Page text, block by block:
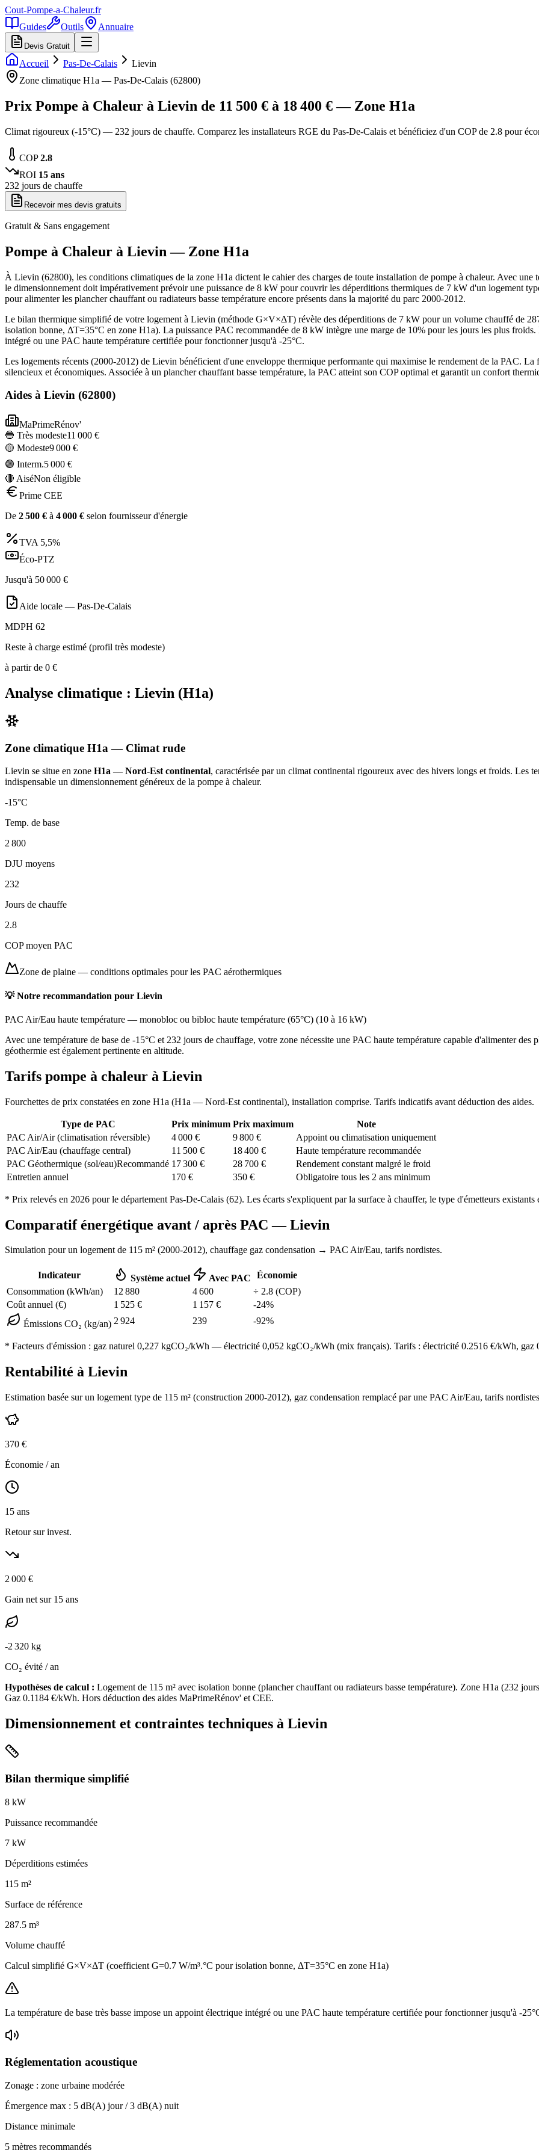
Cout-Pompe-a-Chaleur.fr
Guides
Outils Annuaire
Devis Gratuit
Accueil Pas-De-Calais
Lievin
Zone climatique H1a — Pas-De-Calais (62800)
Prix Pompe à Chaleur à Lievin de 11 500 € à 18 400 € — Zone H1a
Climat rigoureux (-15°C) — 232 jours de chauffe. Comparez les installateurs RGE du Pas-De-Calais et bénéficiez d'un COP de 2.8 pour
COP2.8
ROI 15 ans
232 jours de chauffe
Recevoir mes devis gratuits
Gratuit & Sans engagement
Pompe à Chaleur à Lievin — Zone H1a
À Lievin (62800), les conditions climatiques de la zone H1a dictent le cahier des charges de toute installation de pompe à chaleur. Avec une
le dimensionnement doit impérativement prévoir une puissance de 8 kW pour couvrir les déperditions thermiques de 7 kW d'un logement
pour alimenter les plancher chauffant ou radiateurs basse température encore présents dans la majorité du parc 2000-2012.
Le bilan thermique simplifié de votre logement à Lievin (méthode G×V×ΔT) révèle des déperditions de 7 kW pour un volume chauffé de
isolation bonne, ΔT=35°C en zone H1a). La puissance PAC recommandée de 8 kW intègre une marge de 10% pour les jours les plus froids.
intégré ou une PAC haute température certifiée pour fonctionner jusqu'à -25°C.
Les logements récents (2000-2012) de Lievin bénéficient d'une enveloppe thermique performante qui maximise le rendement de la PAC. La
silencieux et économiques. Associée à un plancher chauffant basse température, la PAC atteint son COP optimal et garantit un confort
Aides à Lievin (62800)
MaPrimeRénov'
🔵 Très modeste11 000 €
🟡 Modeste9 000 €
🟣 Interm.5 000 €
🔴 AiséNon éligible
Prime CEE
De 2 500 € à 4 000 € selon fournisseur d'énergie
TVA 5,5%
Éco-PTZ
Jusqu'à 50 000 €
Aide locale — Pas-De-Calais
MDPH 62
Reste à charge estimé (profil très modeste)
à partir de 0 €
Analyse climatique : Lievin (H1a)
Zone climatique H1a — Climat rude
Lievin se situe en zone H1a — Nord-Est continental, caractérisée par un climat continental rigoureux avec des hivers longs et froids. Les
indispensable un dimensionnement généreux de la pompe à chaleur.
-15°C
Temp. de base
2 800
DJU moyens
232
Jours de chauffe
2.8
COP moyen PAC
Zone de plaine — conditions optimales pour les PAC aérothermiques
💡 Notre recommandation pour Lievin
PAC Air/Eau haute température — monobloc ou bibloc haute température (65°C) (10 à 16 kW)
Avec une température de base de -15°C et 232 jours de chauffage, votre zone nécessite une PAC haute température capable d'alimenter des
géothermie est également pertinente en altitude.
Tarifs pompe à chaleur à Lievin
Fourchettes de prix constatées en zone H1a (H1a — Nord-Est continental), installation comprise. Tarifs indicatifs avant déduction des aides.
Type de PAC Prix minimum Prix maximum
Note
PAC Air/Air (climatisation réversible)
4 000 € 9 800 €
Appoint ou climatisation uniquement
PAC Air/Eau (chauffage central)
11 500 € 18 400 €
Haute température recommandée
PAC Géothermique (sol/eau)Recommandé 17 300 € 28 700 €
Rendement constant malgré le froid
Entretien annuel
170 € 350 € Obligatoire tous les 2 ans minimum
* Prix relevés en 2026 pour le département Pas-De-Calais (62). Les écarts s'expliquent par la surface à chauffer, le type d'émetteurs
Comparatif énergétique avant / après PAC —Lievin
Simulation pour un logement de 115 m² (2000-2012), chauffage gaz condensation → PAC Air/Eau, tarifs nordistes.
Indicateur Système actuel Avec PAC
Économie
Consommation (kWh/an)
12 880 4 600 ÷ 2.8 (COP)
Coût annuel (€)
1 525 € 1 157 € -24%
Émissions CO₂ (kg/an) 2 924 239 -92%
* Facteurs d'émission : gaz naturel 0,227 kgCO₂/kWh — électricité 0,052 kgCO₂/kWh (mix français). Tarifs : électricité 0.2516 €/kWh, gaz
Rentabilité à Lievin
Estimation basée sur un logement type de 115 m² (construction 2000-2012), gaz condensation remplacé par une PAC Air/Eau, tarifs nordistes
370 €
Économie / an
15 ans
Retour sur invest.
2 000 €
Gain net sur 15 ans
-2 320 kg
CO₂ évité / an
Hypothèses de calcul : Logement de 115 m² avec isolation bonne (plancher chauffant ou radiateurs basse température). Zone H1a (232
Gaz 0.1184 €/kWh. Hors déduction des aides MaPrimeRénov' et CEE.
Dimensionnement et contraintes techniques à Lievin
Bilan thermique simplifié
8 kW
Puissance recommandée
7 kW
Déperditions estimées
115 m²
Surface de référence
287.5 m³
Volume chauffé
Calcul simplifié G×V×ΔT (coefficient G=0.7 W/m³.°C pour isolation bonne, ΔT=35°C en zone H1a)
La température de base très basse impose un appoint électrique intégré ou une PAC haute température certifiée pour fonctionner jusqu'à -
Réglementation acoustique
Zonage : zone urbaine modérée
Émergence max : 5 dB(A) jour /3 dB(A) nuit
Distance minimale
5 mètres recommandés